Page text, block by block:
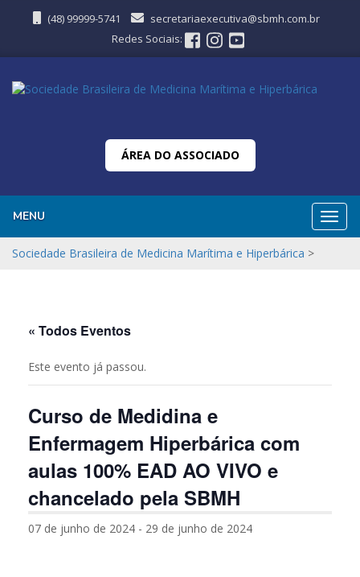
(48) 99999-5741
secretariaexecutiva@sbmh.com.br
Redes Sociais:
ÁREA DO ASSOCIADO
MENU
Sociedade Brasileira de Medicina Marítima e Hiperbárica >
« Todos Eventos
Este evento já passou.
Curso de Medidina e
Enfermagem Hiperbárica com
aulas 100% EAD AO VIVO e
chancelado pela SBMH
07 de junho de 2024 - 29 de junho de 2024